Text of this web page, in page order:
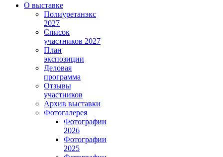
О выставке
Полиуретанэкс
2027
Список
участников 2027
План
экспозиции
Деловая
программа
Отзывы
участников
Архив выставки
Фотогалерея
Фотографии
2026
Фотографии
2025